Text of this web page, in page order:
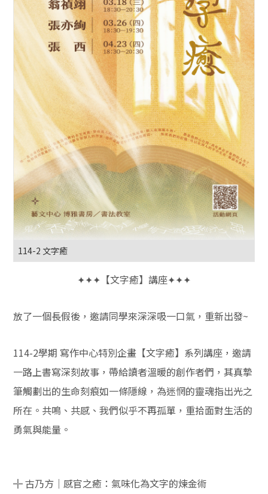
114-2 文字癒
✦✦✦ 【文字癒】講座✦✦✦
放了一個長假後，邀請同學來深深吸一口氣，重新出發~
114-2學期 寫作中心特別企畫【文字癒】系列講座，邀請
一路上書寫深刻故事，帶給讀者溫暖的創作者們，其真摯
筆觸劃出的生命刻痕如一條隱線，為迷惘的靈魂指出光之
所在。共鳴、共感、我們似乎不再孤單，重拾面對生活的
勇氣與能量。
╬古乃方｜感官之癒：氣味化為文字的煉金術